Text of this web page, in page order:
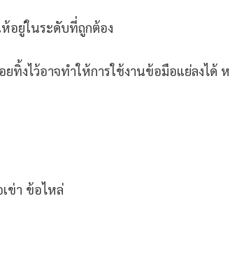
ห้อยู่ในระดับที่ถูกต้อง
งไว้อาจทำให้การใช้งานข้อมือแย่ลงไ
ข่า ข้อไหล่